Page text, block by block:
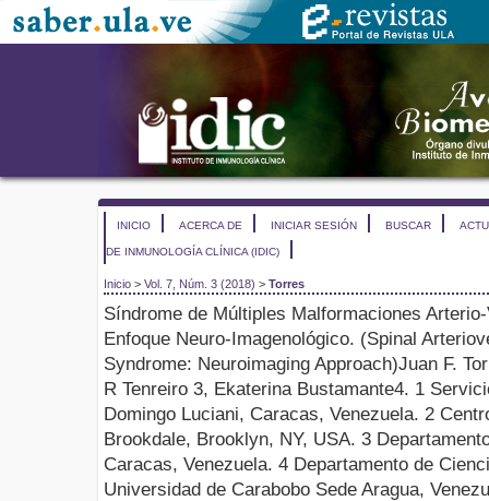
INICIO ACERCA DE INICIAR SESIÓN BUSCAR
DE INMUNOLOGÍA CLÍNICA (IDIC)
Inicio > Vol. 7, Núm. 3 (2018) > Torres
Síndrome de Múltiples Malformaciones Arterio
Enfoque Neuro-Imagenológico. (Spinal
Syndrome: Neuroimaging Approach)Juan F.
R Tenreiro 3, Ekaterina Bustamante4. 1
Domingo Luciani, Caracas, Venezuela. 2
Brookdale, Brooklyn, NY, USA. 3
Caracas, Venezuela. 4 Departamento de
Universidad de Carabobo Sede Aragua,